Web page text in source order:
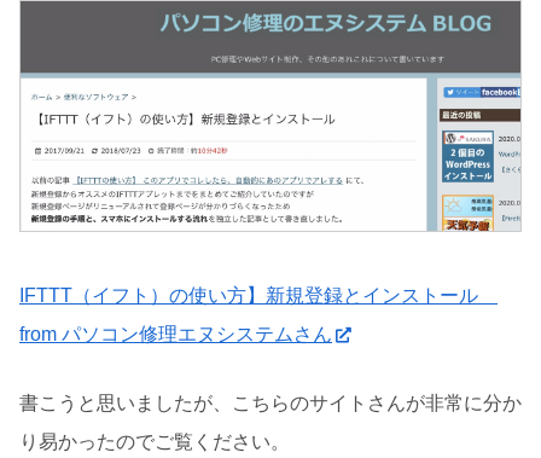
IFTTT（イフト）の使い方】新規登録とインストール
from パソコン修理エヌシステムさん
書こうと思いましたが、こちらのサイトさんが非常に分か
り易かったのでご覧ください。